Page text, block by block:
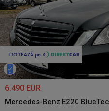
6.490 EUR
Mercedes-Benz E220 BlueTec